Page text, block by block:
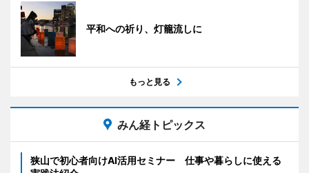
平和への祈り、灯籠流しに
もっと見る
みん経トピックス
狭山で初心者向けAI活用セミナー 仕事や暮らしに使える